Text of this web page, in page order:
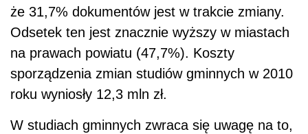
że 31,7% dokumentów jest w trakcie zmiany.
Odsetek ten jest znacznie wyższy w miastach
na prawach powiatu (47,7%). Koszty
sporządzenia zmian studiów gminnych w 2010
roku wyniosły 12,3 mln zł.
W studiach gminnych zwraca się uwagę na to,